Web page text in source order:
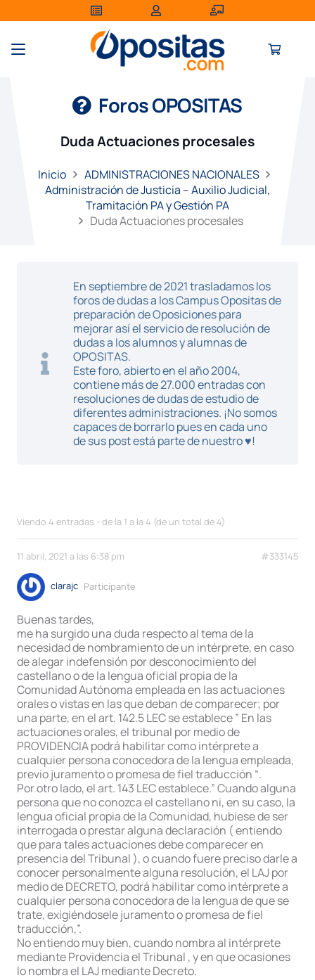
Foros OPOSITAS
Duda Actuaciones procesales
Inicio
ADMINISTRACIONES NACIONALES
Administración de Justicia – Auxilio Judicial,
Tramitación PA y Gestión PA
Duda Actuaciones procesales
En septiembre de 2021 trasladamos los
foros de dudas a los Campus Opositas de
preparación de Oposiciones para
mejorar así el servicio de resolución de
dudas a los alumnos y alumnas de
OPOSITAS.
Este foro, abierto en el año 2004,
contiene más de 27.000 entradas con
resoluciones de dudas de estudio de
diferentes administraciones. ¡No somos
capaces de borrarlo pues en cada uno
de sus post está parte de nuestro ♥!
Viendo 4 entradas - de la 1 a la 4 (de un total de 4)
11 abril, 2021 a las 6:38 pm #333145
clarajc Participante
Buenas tardes,
me ha surgido una duda respecto al tema de la
necesidad de nombramiento de un intérprete, en caso
de alegar indefensión por desconocimiento del
castellano o de la lengua oficial propia de la
Comunidad Autónoma empleada en las actuaciones
orales o vistas en las que deban de comparecer; por
una parte, en el art. 142.5 LEC se establece ” En las
actuaciones orales, el tribunal por medio de
PROVIDENCIA podrá habilitar como intérprete a
cualquier persona conocedora de la lengua empleada,
previo juramento o promesa de fiel traducción “.
Por otro lado, el art. 143 LEC establece.” Cuando alguna
persona que no conozca el castellano ni, en su caso, la
lengua oficial propia de la Comunidad, hubiese de ser
interrogada o prestar alguna declaración ( entiendo
que para tales actuaciones debe comparecer en
presencia del Tribunal ), o cuando fuere preciso darle a
conocer personalmente alguna resolución, el LAJ por
medio de DECRETO, podrá habilitar como intérprete a
cualquier persona conocedora de la lengua de que se
trate, exigiéndosele juramento o promesa de fiel
traducción,”.
No entiendo muy bien, cuando nombra al intérprete
mediante Providencia el Tribunal , y en que ocasiones
lo nombra el LAJ mediante Decreto.